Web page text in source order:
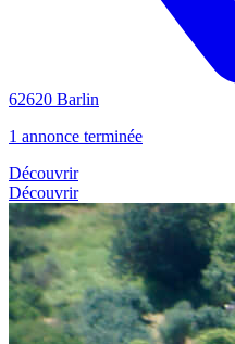
62620 Barlin
1 annonce terminée
Découvrir
Découvrir